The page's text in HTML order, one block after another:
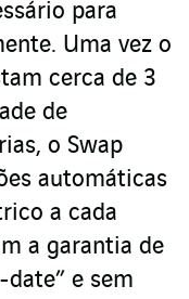
para
Uma vez o
cerca de 3
de
o Swap
automáticas
a cada
a garantia de
e sem